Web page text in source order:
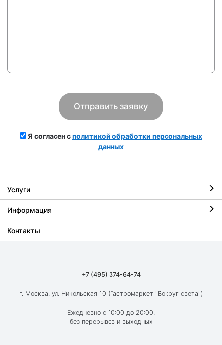
Я согласен сполитикой обработки персональных
данных
Услуги
Ремонт iPhone
Ремонт iPad
Ремонт AirPods
Информация
О компании
Вакансии
Контакты
+7 (495) 374-64-74
г. Москва, ул. Никольская 10 (Гастромаркет "Вокруг света")
Ежедневно с 10:00 до 20:00,
без перерывов и выходных